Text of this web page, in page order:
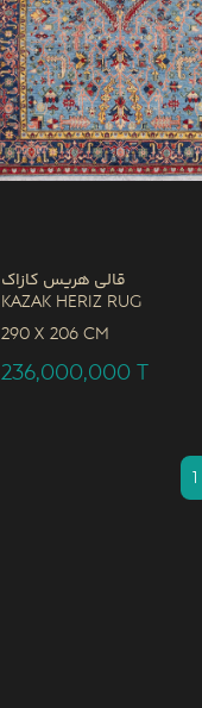
قالی هریس کازاک
Kazak Heriz Rug
290 x 206 CM
236,000,000 T
1